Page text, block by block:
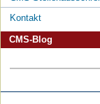
Kontakt
CMS-Blog